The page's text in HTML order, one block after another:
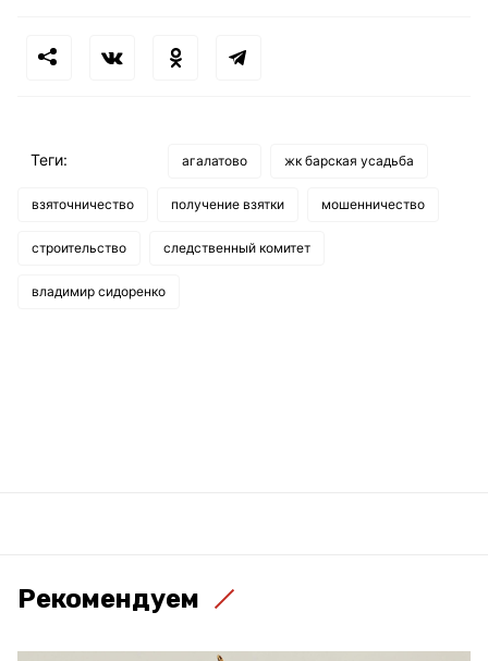
Теги: агалатово жк барская усадьба
взяточничество получение взятки мошенничество
строительство следственный комитет
владимир сидоренко
Рекомендуем